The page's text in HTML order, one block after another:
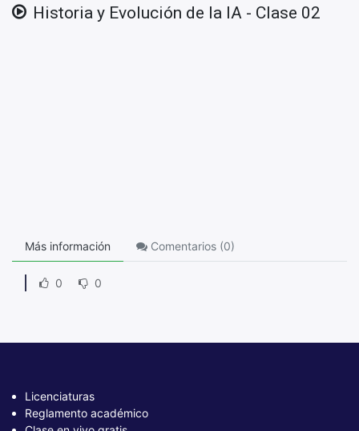
Historia y Evolución de la IA - Clase 02
Más información Comentarios (0)
0 0
Licenciaturas
Reglamento académico